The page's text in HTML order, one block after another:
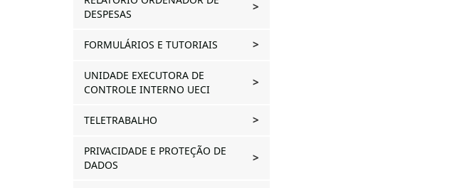
DESPESAS
FORMULÁRIOS E TUTORIAIS
UNIDADE EXECUTORA DE
CONTROLE INTERNO UECI
TELETRABALHO
PRIVACIDADE E PROTEÇÃO DE
DADOS